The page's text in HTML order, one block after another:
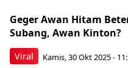
Viral
Geger Awan Hitam
Subang, Awan Kinton?
Kamis, 30 Okt 2025 -